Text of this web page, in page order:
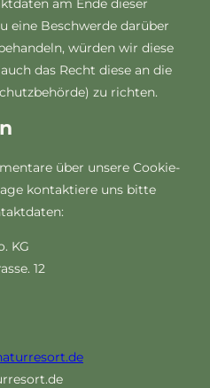
am Ende dieser
eine Beschwerde darüber
würden wir diese
das Recht diese an die
zu richten.
über unsere Cookie-
kontaktiere uns bitte
KG
12